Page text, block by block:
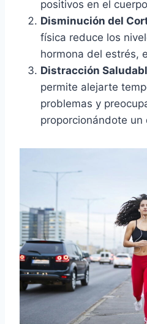
positivos en el
Disminución del
física reduce los
hormona del estrés,
Distracción
permite alejarte
problemas y
proporcionándote un